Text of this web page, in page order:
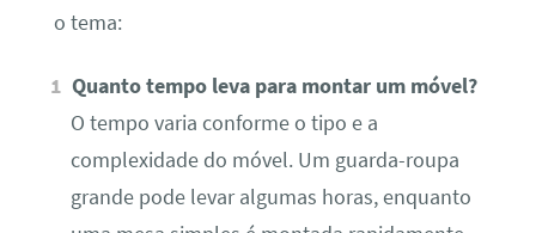
o tema:
Quanto tempo leva para montar um móvel?
O tempo varia conforme o tipo e a
complexidade do móvel. Um guarda-roupa
grande pode levar algumas horas, enquanto